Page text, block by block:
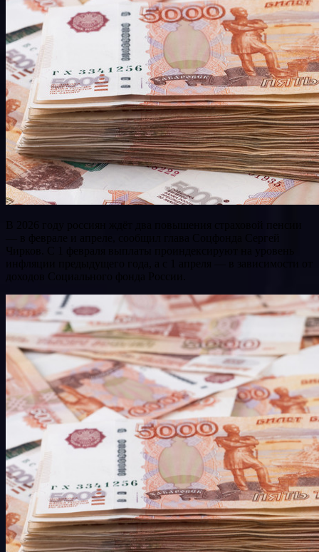
— в феврале и апреле, сообщил глава Соцфонда Сергей
Чирков. С 1 февраля выплаты проиндексируют на уровень
инфляции предыдущего года, а с 1 апреля — в зависимости от